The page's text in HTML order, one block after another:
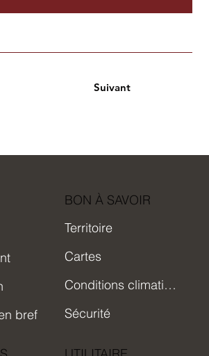
Suivant
bref
BON À SAVOIR
Territoire
Cartes
Conditions climatiques
Sécurité